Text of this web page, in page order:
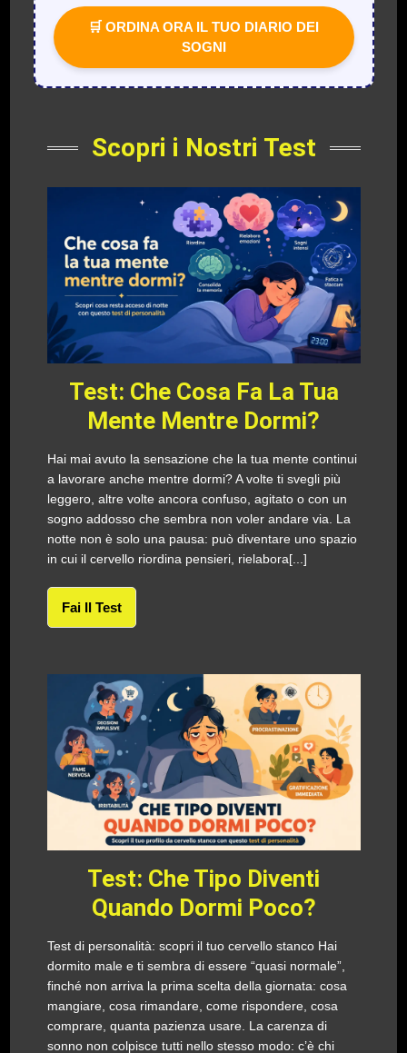
🛒 ORDINA ORA IL TUO DIARIO DEI
SOGNI
Scopri i Nostri Test
Test: Che Cosa Fa La Tua
Mente Mentre Dormi?
Hai mai avuto la sensazione che la tua mente continui
a lavorare anche mentre dormi? A volte ti svegli più
leggero, altre volte ancora confuso, agitato o con un
sogno addosso che sembra non voler andare via. La
notte non è solo una pausa: può diventare uno spazio
in cui il cervello riordina pensieri, rielabora[...]
Fai Il Test
Test: Che Tipo Diventi
Quando Dormi Poco?
Test di personalità: scopri il tuo cervello stanco Hai
dormito male e ti sembra di essere “quasi normale”,
finché non arriva la prima scelta della giornata: cosa
mangiare, cosa rimandare, come rispondere, cosa
comprare, quanta pazienza usare. La carenza di
sonno non colpisce tutti nello stesso modo: c’è chi